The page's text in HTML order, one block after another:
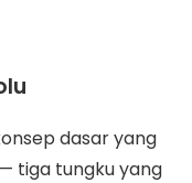
dasar yang
— tiga tungku yang